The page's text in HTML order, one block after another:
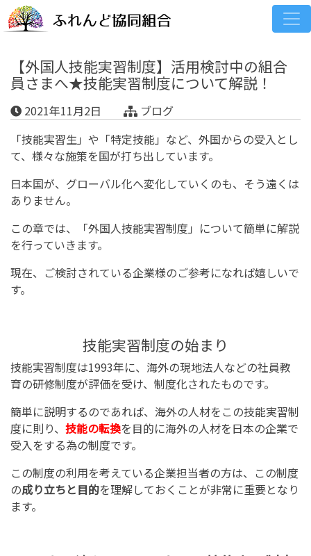
【外国人技能実習制度】活用検討中の組合
員さまへ★技能実習制度について解説！
2021年11月2日
ブログ
「技能実習生」や「特定技能」など、外国からの受入とし
て、様々な施策を国が打ち出しています。
日本国が、グローバル化へ変化していくのも、そう遠くは
ありません。
この章では、「外国人技能実習制度」について簡単に解説
を行っていきます。
現在、ご検討されている企業様のご参考になれば嬉しいで
す。
技能実習制度の始まり
技能実習制度は1993年に、海外の現地法人などの社員教
育の研修制度が評価を受け、制度化されたものです。
簡単に説明するのであれば、海外の人材をこの技能実習制
度に則り、 技能の転換を目的に海外の人材を日本の企業で
受入をする為の制度です。
この制度の利用を考えている企業担当者の方は、この制度
の成り立ちと目的を理解しておくことが非常に重要となり
ます。